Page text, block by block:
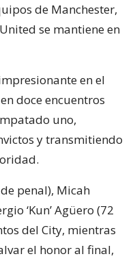
de Manchester,
se mantiene en
en el
doce encuentros
uno,
y transmitiendo
penal), Micah
‘Kun’ Agüero (72
del City, mientras
el honor al final,